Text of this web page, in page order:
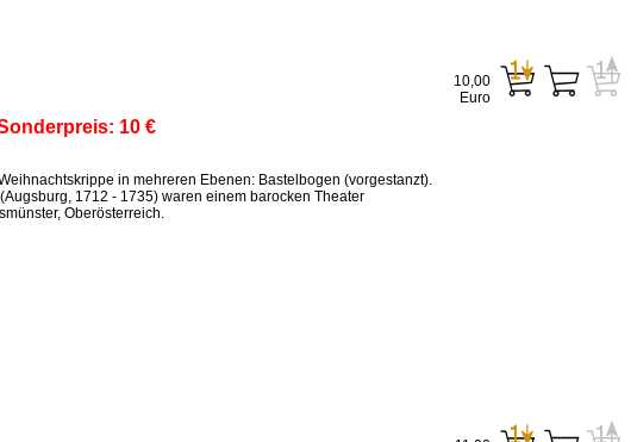
10 €
in mehreren Ebenen: Bastelbogen (vorgestanzt).
1712 - 1735) waren einem barocken Theater
Oberösterreich.
10,00
Euro